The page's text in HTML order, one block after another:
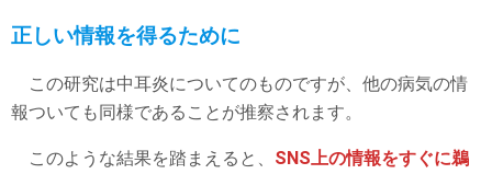
正しい情報を得るために
この研究は中耳炎についてのものですが、他の病気の情
報ついても同様であることが推察されます。
このような結果を踏まえると、 SNS上の情報をすぐに鵜